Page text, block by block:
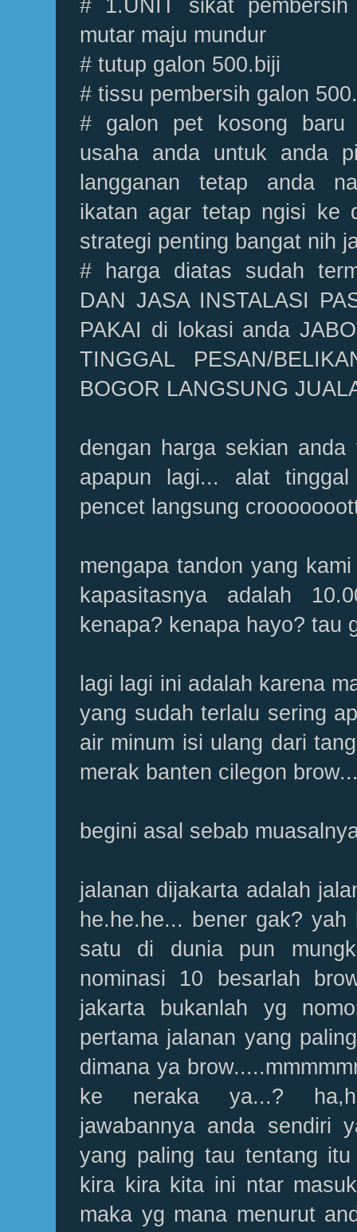
# 1.UNIT sikat
mutar maju mundur
# tutup galon 500.biji
# tissu pembersih galon
# galon pet kosong baru
usaha anda untuk anda
langganan tetap anda
ikatan agar tetap ngisi ke
strategi penting bangat nih
# harga diatas sudah
DAN JASA INSTALASI
PAKAI di lokasi anda
TINGGAL PESAN/
BOGOR LANGSUNG
dengan harga sekian
apapun lagi... alat
pencet langsung
mengapa tandon yang
kapasitasnya adalah
kenapa? kenapa hayo? tau
lagi lagi ini adalah karena
yang sudah terlalu sering
air minum isi ulang dari
merak banten cilegon
begini asal sebab
jalanan dijakarta adalah
he.he.he... bener gak?
satu di dunia pun
nominasi 10 besarlah
jakarta bukanlah yg
pertama jalanan yang
dimana ya
ke neraka ya...?
jawabannya anda sendiri
yang paling tau tentang
kira kira kita ini ntar
maka yg mana menurut